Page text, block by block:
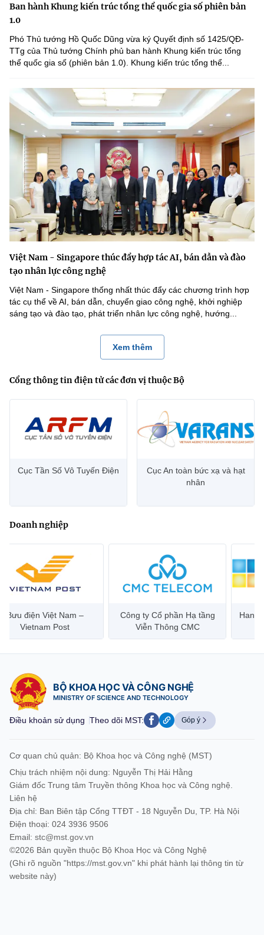
Ban hành Khung kiến trúc tổng thể quốc gia số phiên bản
1.0
Phó Thủ tướng Hồ Quốc Dũng vừa ký Quyết định số 1425/QĐ-
TTg của Thủ tướng Chính phủ ban hành Khung kiến trúc tổng
thể quốc gia số (phiên bản 1.0). Khung kiến trúc tổng thể...
Việt Nam - Singapore thúc đẩy hợp tác AI, bán dẫn và đào
tạo nhân lực công nghệ
Việt Nam - Singapore thống nhất thúc đẩy các chương trình hợp
tác cụ thể về AI, bán dẫn, chuyển giao công nghệ, khởi nghiệp
sáng tạo và đào tạo, phát triển nhân lực công nghệ, hướng...
Xem thêm
Cổng thông tin điện tử các đơn vị thuộc Bộ
Cục Tần Số Vô Tuyến Điện
Cục An toàn bức xạ và hạt
nhân
Doanh nghiệp
Bưu điện Việt Nam –
Vietnam Post
Công ty Cổ phần Hạ tầng
Viễn Thông CMC
Hanoi
BỘ KHOA HỌC VÀ CÔNG NGHỆ
MINISTRY OF SCIENCE AND TECHNOLOGY
Điều khoản sử dụng Theo dõi MST: Góp ý
Cơ quan chủ quản: Bộ Khoa học và Công nghệ (MST)
Chịu trách nhiệm nội dung: Nguyễn Thị Hải Hằng
Giám đốc Trung tâm Truyền thông Khoa học và Công nghệ.
Liên hệ
Địa chỉ: Ban Biên tập Cổng TTĐT - 18 Nguyễn Du, TP. Hà Nội
Điện thoại: 024 3936 9506
Email: stc@mst.gov.vn
©2026 Bản quyền thuộc Bộ Khoa Học và Công Nghệ
(Ghi rõ nguồn "https://mst.gov.vn" khi phát hành lại thông tin từ
website này)